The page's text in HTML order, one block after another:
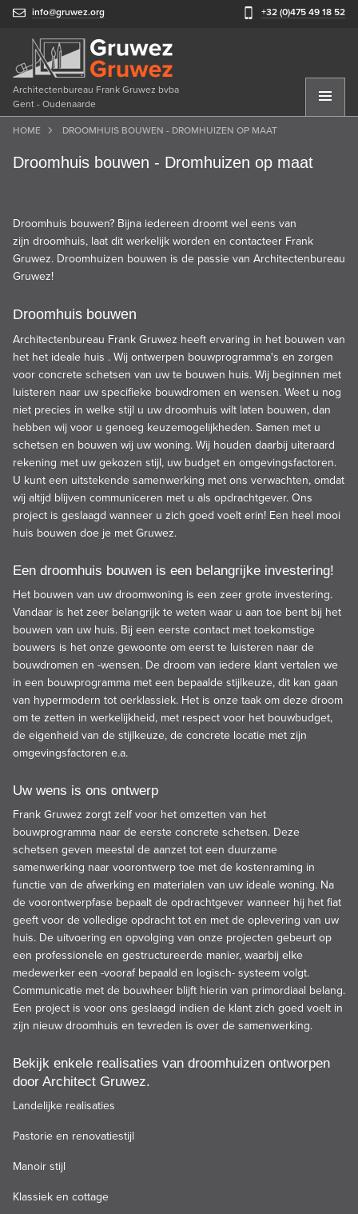
info@gruwez.org +32 (0)475 49 18 52
Architectenbureau Frank Gruwez bvba
Gent - Oudenaarde
HOME DROOMHUIS BOUWEN - DROMHUIZEN OP MAAT
Droomhuis bouwen - Dromhuizen op maat
Droomhuis bouwen? Bijna iedereen droomt wel eens van
zijn droomhuis, laat dit werkelijk worden en contacteer Frank
Gruwez. Droomhuizen bouwen is de passie van Architectenbureau
Gruwez!
Droomhuis bouwen
Architectenbureau Frank Gruwez heeft ervaring in het bouwen van
het het ideale huis . Wij ontwerpen bouwprogramma's en zorgen
voor concrete schetsen van uw te bouwen huis. Wij beginnen met
luisteren naar uw specifieke bouwdromen en wensen. Weet u nog
niet precies in welke stijl u uw droomhuis wilt laten bouwen, dan
hebben wij voor u genoeg keuzemogelijkheden. Samen met u
schetsen en bouwen wij uw woning. Wij houden daarbij uiteraard
rekening met uw gekozen stijl, uw budget en omgevingsfactoren.
U kunt een uitstekende samenwerking met ons verwachten, omdat
wij altijd blijven communiceren met u als opdrachtgever. Ons
project is geslaagd wanneer u zich goed voelt erin! Een heel mooi
huis bouwen doe je met Gruwez.
Een droomhuis bouwen is een belangrijke investering!
Het bouwen van uw droomwoning is een zeer grote investering.
Vandaar is het zeer belangrijk te weten waar u aan toe bent bij het
bouwen van uw huis. Bij een eerste contact met toekomstige
bouwers is het onze gewoonte om eerst te luisteren naar de
bouwdromen en -wensen. De droom van iedere klant vertalen we
in een bouwprogramma met een bepaalde stijlkeuze, dit kan gaan
van hypermodern tot oerklassiek. Het is onze taak om deze droom
om te zetten in werkelijkheid, met respect voor het bouwbudget,
de eigenheid van de stijlkeuze, de concrete locatie met zijn
omgevingsfactoren e.a.
Uw wens is ons ontwerp
Frank Gruwez zorgt zelf voor het omzetten van het
bouwprogramma naar de eerste concrete schetsen. Deze
schetsen geven meestal de aanzet tot een duurzame
samenwerking naar voorontwerp toe met de kostenraming in
functie van de afwerking en materialen van uw ideale woning. Na
de voorontwerpfase bepaalt de opdrachtgever wanneer hij het fiat
geeft voor de volledige opdracht tot en met de oplevering van uw
huis. De uitvoering en opvolging van onze projecten gebeurt op
een professionele en gestructureerde manier, waarbij elke
medewerker een -vooraf bepaald en logisch- systeem volgt.
Communicatie met de bouwheer blijft hierin van primordiaal belang.
Een project is voor ons geslaagd indien de klant zich goed voelt in
zijn nieuw droomhuis en tevreden is over de samenwerking.
Bekijk enkele realisaties van droomhuizen ontworpen
door Architect Gruwez.
Landelijke realisaties
Pastorie en renovatiestijl
Manoir stijl
Klassiek en cottage